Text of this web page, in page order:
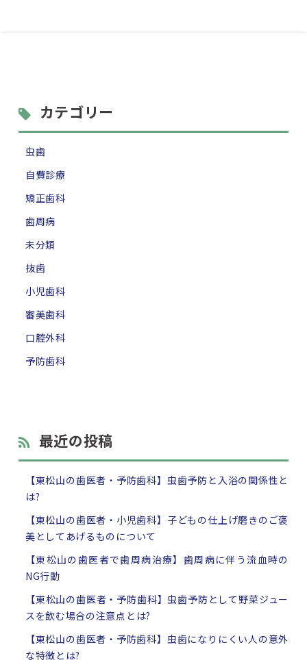
カテゴリー
虫歯
自費診療
矯正歯科
歯周病
未分類
抜歯
小児歯科
審美歯科
口腔外科
予防歯科
最近の投稿
【東松山の歯医者・予防歯科】虫歯予防と入浴の関係性と
は?
【東松山の歯医者・小児歯科】子どもの仕上げ磨きのご褒
美としてあげるものについて
【東松山の歯医者で歯周病治療】歯周病に伴う流血時の
NG行動
【東松山の歯医者・予防歯科】虫歯予防として野菜ジュー
スを飲む場合の注意点とは?
【東松山の歯医者・予防歯科】虫歯になりにくい人の意外
な特徴とは?